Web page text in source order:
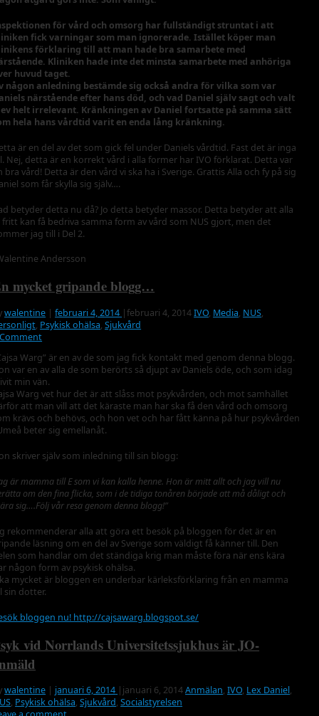
för vård och omsorg har fullständigt struntat i att
fick varningar som man ignorerade. Istället köper man
förklaring till att man hade bra samarbete med
Kliniken hade inte det minsta samarbete med anhöriga
huvud taget.
någon anledning bestämde sig också andra för vilka som var
närstående efter hans död, och vad Daniel själv sagt och valt
helt irrelevant. Kränkningen av Daniel fortsatte på samma sätt
hela hans vårdtid varit en enda lång kränkning.
är en del av det som gick fel under Daniels vårdtid. Fast det är inga
Nej, detta är en korrekt vård i alla former har IVO förklarat. Detta var
bra vård! Detta är den vård vi ska ha i Sverige. Grattis Alla och fy på sig
som får skylla sig själv….
betyder detta nu då? Jo detta betyder massor. Detta betyder att alla
fritt kan få bedriva samma form av vård som NUS gjort, men det
jag till i Del 2.
Andersson
mycket gripande blogg…
walentine | februari 4, 2014 |februari 4, 2014IVO, Media, NUS,
, Psykisk ohälsa,Sjukvård
Warg” är en av de som jag fick kontakt med genom denna blogg.
var en av alla de som berörts så djupt av Daniels öde, och som idag
min vän.
Warg vet hur det är att slåss mot psykvården, och mot samhället
att man vill att det käraste man har ska få den vård och omsorg
krävs och behövs, och hon vet och har fått känna på hur psykvården
beter sig emellanåt.
skriver själv som inledning till sin blogg:
är mamma till E som vi kan kalla henne. Hon är mitt allt och jag vill nu
om den fina flicka, som i de tidiga tonåren började att må dåligt och
sig….Följ vår resa genom denna blogg!”
rekommenderar alla att göra ett besök på bloggen för det är en
läsning om en del av Sverige som väldigt få känner till. Den
som handlar om det ständiga krig man måste föra när ens kära
någon form av psykisk ohälsa.
mycket är bloggen en underbar kärleksförklaring från en mamma
sin dotter.
bloggen nu! http://cajsawarg.blogspot.se/
vid Norrlands Universitetssjukhus är JO-
walentine | januari 6, 2014 | januari 6, 2014Anmälan,IVO, Lex Daniel,
, Psykisk ohälsa,Sjukvård,Socialstyrelsen